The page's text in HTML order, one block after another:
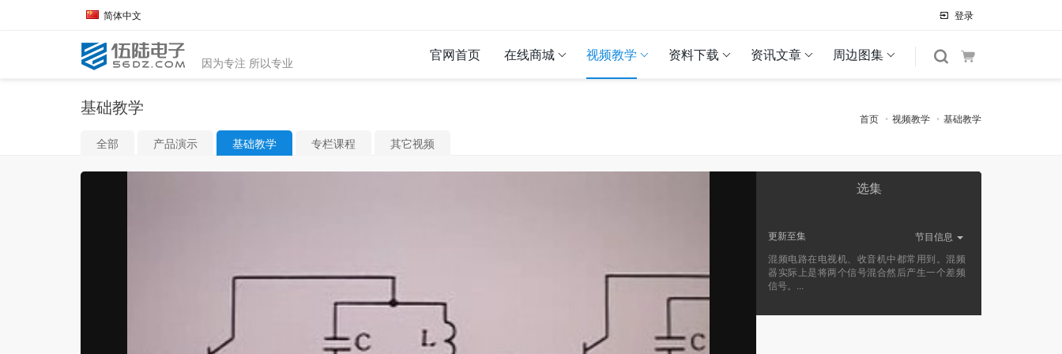
简体中文 登录
因为专注 所以专业 官网首页 在线商城 视频教学 资料下载 资讯文章 周边图集
基础教学
首页 视频教学 基础教学
全部 产品演示 基础教学 专栏课程 其它视频
选集
更新至集
节目信息
混频电路在电视机、收音机中都常用到。混频
器实际上是将两个信号混合然后产生一个差频
信号。...